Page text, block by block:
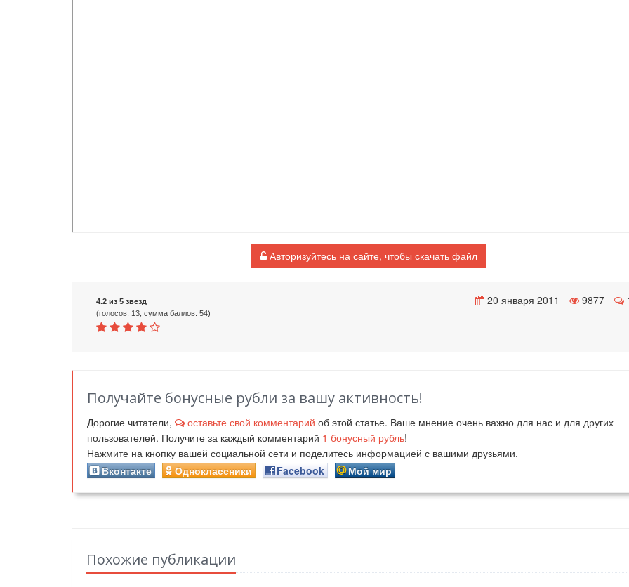
Авторизуйтесь на сайте, чтобы скачать файл
4.2 из 5 звезд
(голосов: 13, сумма баллов: 54)
20 января 2011 9877
Получайте бонусные рубли за вашу активность!
Дорогие читатели, оставьте свой комментарий об этой статье. Ваше мнение очень важно для нас и для других
пользователей. Получите за каждый комментарий 1 бонусный рубль!
Нажмите на кнопку вашей социальной сети и поделитесь информацией с вашими друзьями.
Вконтакте
Одноклассники Facebook Мой мир
Похожие публикации